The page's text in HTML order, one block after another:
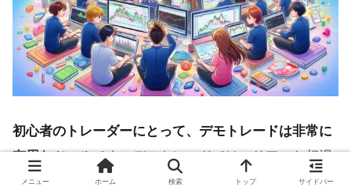
初心者のトレーダーにとって、デモトレードは非常に
有用なツールです。デモトレードでは、リアルな相場
環境で仮想の資金を使ってトレードを行うことができ
メニュー ホーム 検索 トップ サイドバー